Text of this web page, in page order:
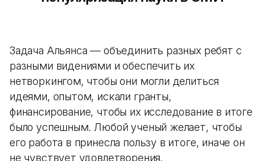
Задача Альянса — объединить разных ребят с
разными видениями и обеспечить их
нетворкингом, чтобы они могли делиться
идеями, опытом, искали гранты,
финансирование, чтобы их исследование в итоге
было успешным. Любой ученый желает, чтобы
его работа в принесла пользу в итоге, иначе он
не чувствует удовлетворения.